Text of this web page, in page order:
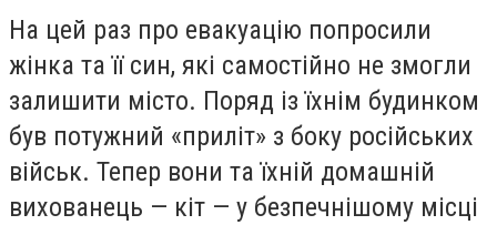
На цей раз про евакуацію попросили
жінка та її син, які самостійно не змогли
залишити місто. Поряд із їхнім будинком
був потужний «приліт» з боку російських
військ. Тепер вони та їхній домашній
вихованець — кіт — у безпечнішому місці